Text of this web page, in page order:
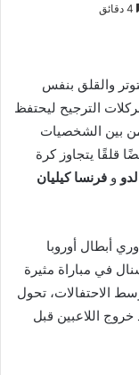
والقلق بنفس
الترجيح ليحتفظ
بين الشخصيات
قلقًا يتجاوز كرة
و فرنسا كيليان
أبطال أوروبا
في مباراة مثيرة
لكن وسط الاحتفالات، تحول
خروج اللاعبين قبل